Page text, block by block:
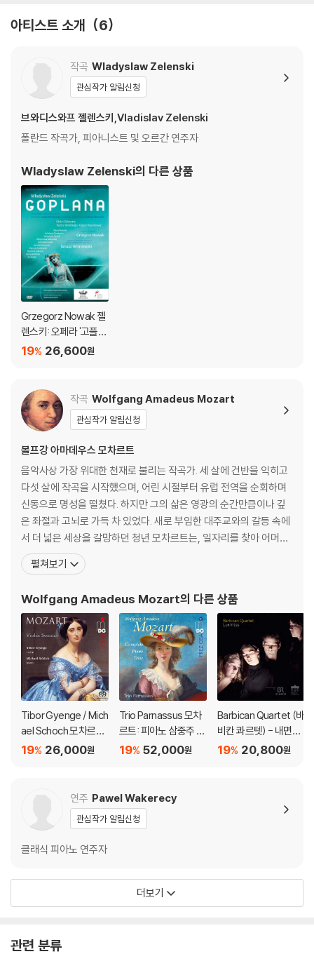
아티스트 소개 6
작곡 Wladyslaw Zelenski
관심작가 알림신청
브와디스와프 젤렌스키,Vladislav Zelenski
폴란드 작곡가, 피아니스트 및 오르간 연주자
Wladyslaw Zelenski의 다른 상품
Grzegorz Nowak 젤
렌스키: 오페라 '고플라
나' (Zelenski: Goplan
26,600원
19%
작곡 Wolfgang Amadeus Mozart
관심작가 알림신청
볼프강 아마데우스 모차르트
음악사상 가장 위대한 천재로 불리는 작곡가. 세 살에 건반을 익히고
다섯 살에 작곡을 시작했으며, 어린 시절부터 유럽 전역을 순회하며
신동으로 명성을 떨쳤다. 하지만 그의 삶은 영광의 순간만큼이나 깊
은 좌절과 고뇌로 가득 차 있었다. 새로 부임한 대주교와의 갈등 속에
서 더 넓은 세상을 갈망하던 청년 모차르트는, 일자리를 찾아 어머니
와 함께 만하임과 파리로 긴 여행을 떠난다. 그러나 그를 기다리고 있
던 것은 첫사랑의 배신과, 낯선 도시 파리에서 마주한 어머니의 비극
의 순간, 모차르트는 자신의 가장 가까운 친구
펼쳐보기
Wolfgang Amadeus Mozart의 다른 상품
Tibor Gyenge / Mich
ael Schoch 모차르트:
바이올린 소나타집 (M
26,000원
19%
Trio Parnassus 모차
르트: 피아노 삼중주 전
곡 (Mozart: Comple
52,000원
19%
Barbican Quartet (바
비칸 콰르텟) - 내면의
빛 (Lux Intus)
20,800원
19%
연주 Pawel Wakerecy
관심작가 알림신청
클래식 피아노 연주자
더보기
관련 분류